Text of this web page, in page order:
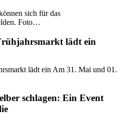
sich für das
Foto…
lädt ein
lädt ein Am 31. Mai und 01.
schlagen: Ein Event